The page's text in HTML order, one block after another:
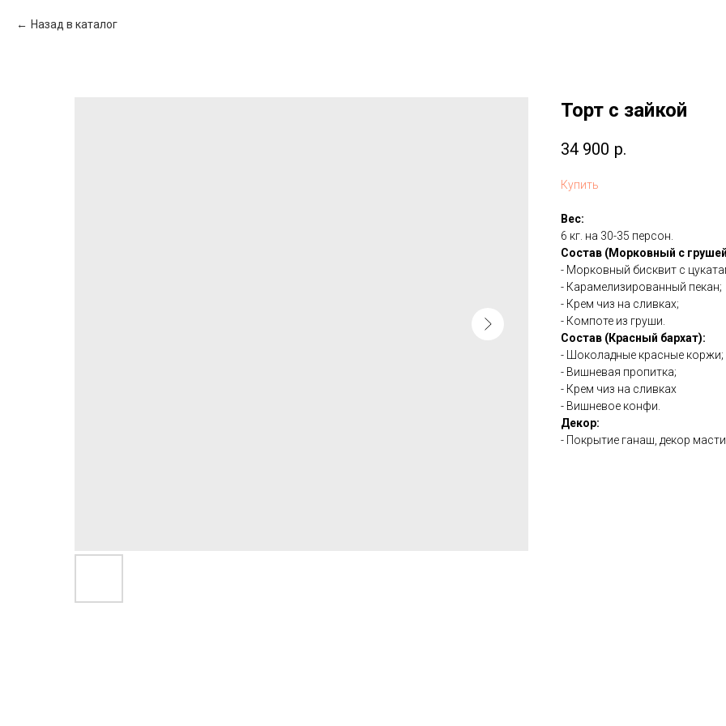
Назад в каталог
Торт с зайкой
34 900 р.
Купить
Вес:
6 кг. на 30-35 персон.
Состав (Морковный с
- Морковный бисквит с
- Карамелизированный пекан;
- Крем чиз на сливках;
- Компоте из груши.
Состав (Красный бархат):
- Шоколадные красные коржи;
- Вишневая пропитка;
- Крем чиз на сливках
- Вишневое конфи.
Декор:
- Покрытие ганаш, декор